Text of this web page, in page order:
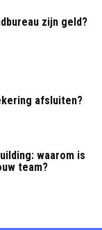
zijn geld?
afsluiten?
waarom is
team?